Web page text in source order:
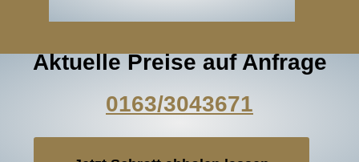
Aktuelle Preise auf Anfrage
0163/3043671